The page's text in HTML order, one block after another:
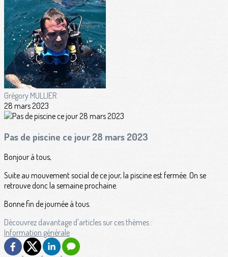
Grégory MULLIER
28 mars 2023
Pas de piscine ce jour 28 mars 2023
Bonjour à tous,
Suite au mouvement social de ce jour, la piscine est fermée. On se
retrouve donc la semaine prochaine.
Bonne fin de journée à tous.
Découvrez davantage d'articles sur ces thèmes :
Information générale